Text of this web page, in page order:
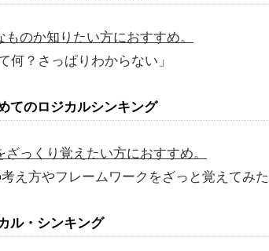
のか知りたい方におすすめ。
？さっぱりわからない」
のロジカルシンキング
っくり覚えたい方におすすめ。
え方やフレームワークをざっと覚えてみた
・シンキング